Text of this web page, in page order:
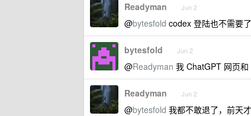
Readyman Jun 2
@bytesfold codex 登陆也不需要了
bytesfold Jun 2
@Readyman 我 ChatGPT 网页
Readyman Jun 2
@bytesfold 我都不敢退了，前天